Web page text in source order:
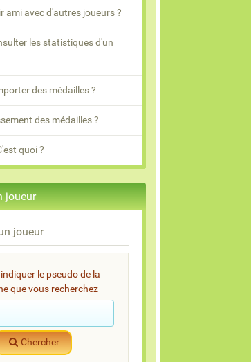
ami avec d'autres joueurs ?
les statistiques d'un
des médailles ?
des médailles ?
quoi ?
joueur
joueur
le pseudo de la
que vous recherchez
Chercher